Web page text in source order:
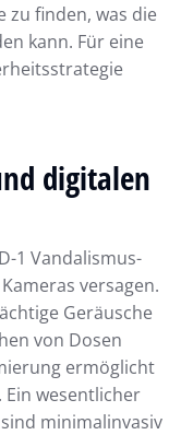
zu finden, was die
kann. Für eine
digitalen
1 Vandalismus-
versagen.
Geräusche
von Dosen
ermöglicht
Ein wesentlicher
minimalinvasiv